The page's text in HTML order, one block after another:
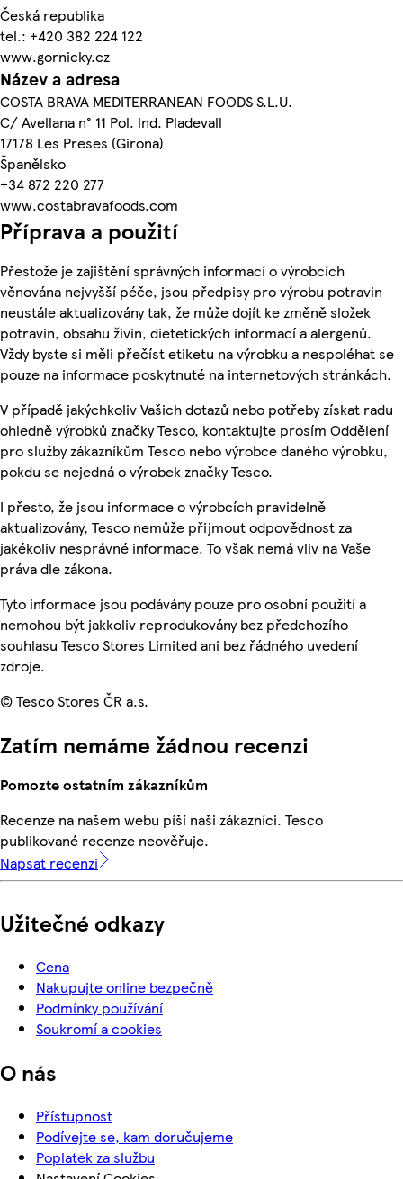
Česká republika
tel.: +420 382 224 122
www.gornicky.cz
Název a adresa
COSTA BRAVA MEDITERRANEAN FOODS S.L.U.
C/ Avellana n° 11 Pol. lnd. Pladevall
17178 Les Preses (Girona)
Španělsko
+34 872 220 277
www.costabravafoods.com
Příprava a použití
Přestože je zajištění správných informací o výrobcích
věnována nejvyšší péče, jsou předpisy pro výrobu potravin
neustále aktualizovány tak, že může dojít ke změně složek
potravin, obsahu živin, dietetických informací a alergenů.
Vždy byste si měli přečíst etiketu na výrobku a nespoléhat se
pouze na informace poskytnuté na internetových stránkách.
V případě jakýchkoliv Vašich dotazů nebo potřeby získat radu
ohledně výrobků značky Tesco, kontaktujte prosím Oddělení
pro služby zákazníkům Tesco nebo výrobce daného výrobku,
pokdu se nejedná o výrobek značky Tesco.
I přesto, že jsou informace o výrobcích pravidelně
aktualizovány, Tesco nemůže přijmout odpovědnost za
jakékoliv nesprávné informace. To však nemá vliv na Vaše
práva dle zákona.
Tyto informace jsou podávány pouze pro osobní použití a
nemohou být jakkoliv reprodukovány bez předchozího
souhlasu Tesco Stores Limited ani bez řádného uvedení
zdroje.
© Tesco Stores ČR a.s.
Zatím nemáme žádnou recenzi
Pomozte ostatním zákazníkům
Recenze na našem webu píší naši zákazníci. Tesco
publikované recenze neověřuje.
Napsat recenzi
Užitečné odkazy
Cena
Nakupujte online bezpečně
Podmínky používání
Soukromí a cookies
O nás
Přístupnost
Podívejte se, kam doručujeme
Poplatek za službu